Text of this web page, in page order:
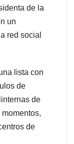
de la
un
red social
lista con
de
de
de